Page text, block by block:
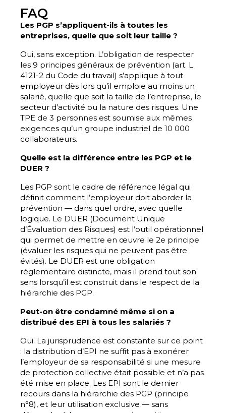
FAQ
Les PGP s’appliquent-ils à toutes les
entreprises, quelle que soit leur taille ?
Oui, sans exception. L’obligation de respecter
les 9 principes généraux de prévention (art. L.
4121-2 du Code du travail) s’applique à tout
employeur dès lors qu’il emploie au moins un
salarié, quelle que soit la taille de l’entreprise, le
secteur d’activité ou la nature des risques. Une
TPE de 3 personnes est soumise aux mêmes
exigences qu’un groupe industriel de 10 000
collaborateurs.
Quelle est la différence entre les PGP et le
DUER ?
Les PGP sont le cadre de référence légal qui
définit comment l’employeur doit aborder la
prévention — dans quel ordre, avec quelle
logique. Le DUER (Document Unique
d’Évaluation des Risques) est l’outil opérationnel
qui permet de mettre en œuvre le 2e principe
(évaluer les risques qui ne peuvent pas être
évités). Le DUER est une obligation
réglementaire distincte, mais il prend tout son
sens lorsqu’il est construit dans le respect de la
hiérarchie des PGP.
Peut-on être condamné même si on a
distribué des EPI à tous les salariés ?
Oui. La jurisprudence est constante sur ce point
: la distribution d’EPI ne suffit pas à exonérer
l’employeur de sa responsabilité si une mesure
de protection collective était possible et n’a pas
été mise en place. Les EPI sont le dernier
recours dans la hiérarchie des PGP (principe
n°8), et leur utilisation exclusive — sans